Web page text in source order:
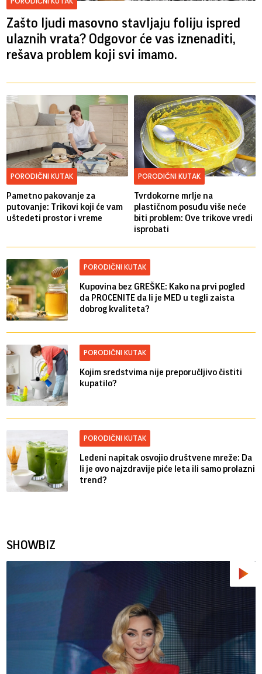
Zašto ljudi masovno stavljaju foliju ispred
ulaznih vrata? Odgovor će vas iznenaditi,
rešava problem koji svi imamo.
PORODIČNI KUTAK
Pametno pakovanje za
putovanje: Trikovi koji će vam
uštedeti prostor i vreme
PORODIČNI KUTAK
Tvrdokorne mrlje na
plastičnom posuđu više neće
biti problem: Ove trikove vredi
isprobati
PORODIČNI KUTAK
Kupovina bez GREŠKE: Kako na prvi pogled
da PROCENITE da li je MED u tegli zaista
dobrog kvaliteta?
PORODIČNI KUTAK
Kojim sredstvima nije preporučljivo čistiti
kupatilo?
PORODIČNI KUTAK
Ledeni napitak osvojio društvene mreže: Da
li je ovo najzdravije piće leta ili samo prolazni
trend?
SHOWBIZ